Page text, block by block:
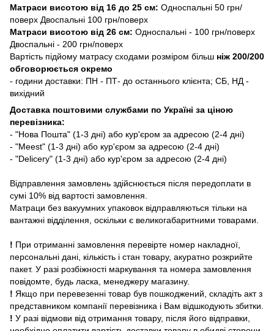
Матраси висотою від 16 до 25 см: Односпальні 50 грн/
поверх Двоспальні 100 грн/поверх
Матраси висотою від 26 см: Односпальні - 100 грн/поверх
Двоспальні - 200 грн/поверх
Вартість підйому матрасу сходами розміром більш ніж 200/200
обговорюється окремо
- години доставки: ПН - ПТ- до останнього клієнта; СБ, НД -
вихідний
Доставка поштовими службами по Україні за ціною
перевізника:
- "Нова Пошта" (1-3 дні) або кур'єром за адресою (2-4 дні)
- "Meest" (1-3 дні) або кур'єром за адресою (2-4 дні)
- "Delicery" (1-3 дні) або кур'єром за адресою (2-4 дні)
Відправлення замовлень здійснюється після передоплати в
сумі 10% від вартості замовлення.
Матраци без вакуумних упаковок відправляються тільки на
вантажні відділення, оскільки є великогабаритними товарами.
! При отриманні замовлення перевірте номер накладної,
персональні дані, кількість і стан товару, акуратно розкрийте
пакет. У разі розбіжності маркування та номера замовлення
повідомте, будь ласка, менеджеру магазину.
! Якщо при перевезенні товар був пошкоджений, складіть акт з
представником компанії перевізника і Вам відшкодують збитки.
! У разі відмови від отримання товару, після його відправки,